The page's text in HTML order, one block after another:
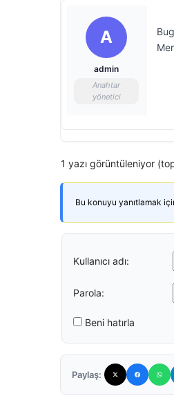
A
admin
Anahtar
yönetici
1 yazı görüntüleniyor
Bu konuyu yanıtlamak
Kullanıcı adı:
Parola:
Beni hatırla
Paylaş: